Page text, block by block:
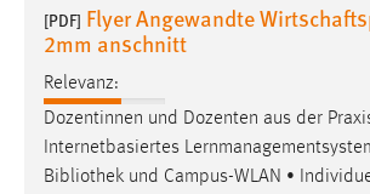
[PDF] Flyer Angewandte
2mm anschnitt
Relevanz:
Dozentinnen und Dozenten aus der
Internetbasiertes
Bibliothek und Campus-WLAN •